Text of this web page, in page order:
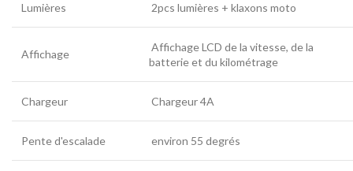
Lumières 2pcs lumières + klaxons moto
Affichage
Affichage LCD de la vitesse, de la
batterie et du kilométrage
Chargeur Chargeur 4A
Pente d'escalade environ 55 degrés